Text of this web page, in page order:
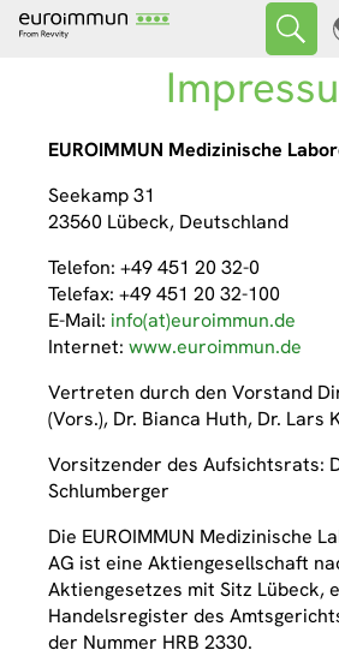
EUROIMMUN Medizinische
Seekamp 31
23560 Lübeck, Deutschland
Telefon: +49 451 20 32-0
Telefax: +49 451 20 32-100
E-Mail: info(at)euroimmun.de
Internet: www.euroimmun.de
Vertreten durch den Vorstand
(Vors.), Dr. Bianca Huth, Dr. Lars
Vorsitzender des Aufsichtsrats:
Schlumberger
Die EUROIMMUN Medizinische
AG ist eine Aktiengesellschaft
Aktiengesetzes mit Sitz Lübeck,
Handelsregister des
der Nummer HRB 2330.